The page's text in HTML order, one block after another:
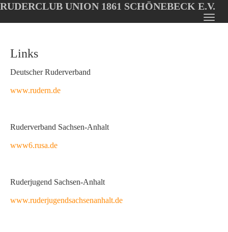
Oops, an error occurred! Code: 2026080800145423215347
main
RUDERCLUB UNION 1861 SCHÖNEBECK E.V.
Links
Deutscher Ruderverband
www.rudern.de
Ruderverband Sachsen-Anhalt
www6.rusa.de
Ruderjugend Sachsen-Anhalt
www.ruderjugendsachsenanhalt.de